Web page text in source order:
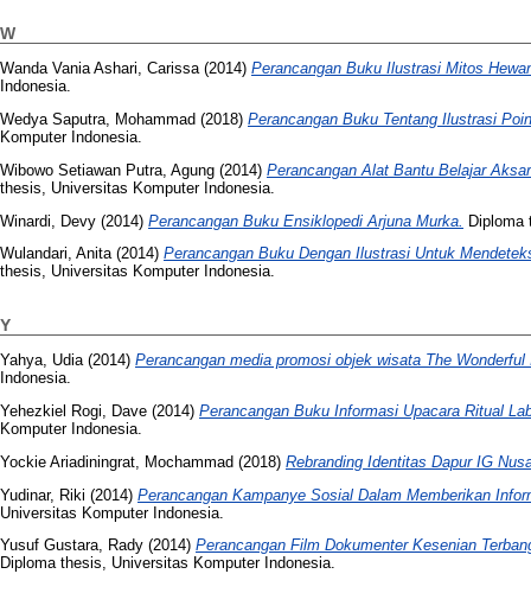
W
Wanda Vania Ashari, Carissa(2014) Perancangan Buku Ilustrasi Mitos
Indonesia.
Wedya Saputra, Mohammad (2018) Perancangan Buku Tentang Ilustrasi
Komputer Indonesia.
Wibowo Setiawan Putra, Agung (2014) Perancangan Alat Bantu Belajar
thesis, Universitas Komputer Indonesia.
Winardi, Devy (2014) Perancangan Buku Ensiklopedi Arjuna Murka. Diploma
Wulandari, Anita(2014) Perancangan Buku Dengan Ilustrasi Untuk
thesis, Universitas Komputer Indonesia.
Y
Yahya, Udia(2014) Perancangan media promosi objek wisata The Wonderful
Indonesia.
Yehezkiel Rogi, Dave (2014) Perancangan Buku Informasi Upacara Ritual
Komputer Indonesia.
Yockie Ariadiningrat, Mochammad (2018) Rebranding Identitas Dapur IG
Yudinar, Riki (2014) Perancangan Kampanye Sosial Dalam Memberikan
Universitas Komputer Indonesia.
Yusuf Gustara, Rady (2014) Perancangan Film Dokumenter Kesenian
Diploma thesis, Universitas Komputer Indonesia.